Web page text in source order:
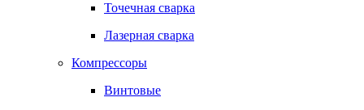
Точечная сварка
Лазерная сварка
Компрессоры
Винтовые